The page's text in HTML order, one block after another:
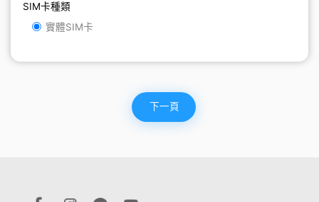
SIM卡種類
實體SIM卡
下一頁